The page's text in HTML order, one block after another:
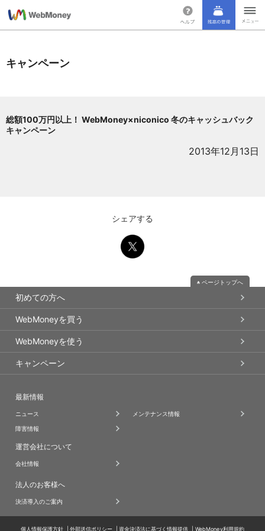
キャンペーン
総額100万円以上！ WebMoney×niconico 冬のキャッシュバック
キャンペーン
2013年12月13日
シェアする
ページトップへ
初めての方へ
WebMoneyを買う
WebMoneyを使う
キャンペーン
最新情報
ニュース メンテナンス情報
障害情報
運営会社について
会社情報
法人のお客様へ
決済導入のご案内
個人情報保護方針 外部送信ポリシー 資金決済法に基づく情報提供 WebMoney利用規約